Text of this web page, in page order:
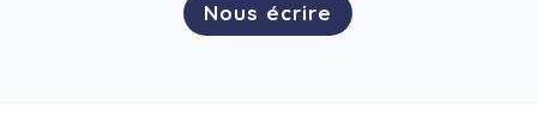
Nous écrire